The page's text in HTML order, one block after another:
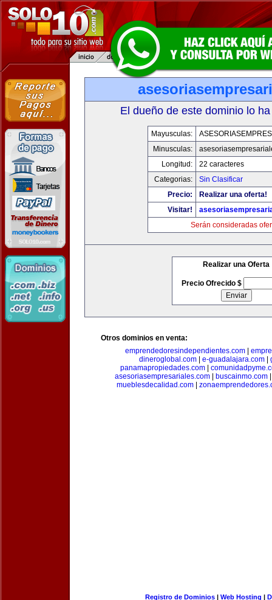
El dueño de este dominio lo
Mayusculas:
Minusculas:
Longitud:
22 caracteres
Categorias:
Sin Clasificar
Precio:
Realizar una oferta!
Visitar!
Serán consideradas
Realizar una Oferta
Precio Ofrecido $
Otros dominios en venta:
emprendedoresindependientes.com|
dineroglobal.com
e-guadalajara.com
panamapropiedades.com|
asesoriasempresariales.com| buscainmo.com
mueblesdecalidad.com|
Registro de Dominios| Web Hosting |